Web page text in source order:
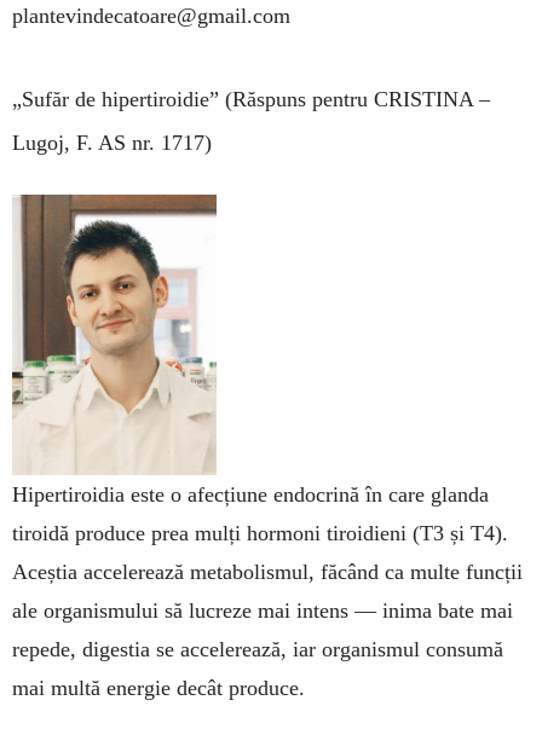
plantevindecatoare@gmail.com
„Sufăr de hipertiroidie” (Răspuns pentru CRISTINA –
Lugoj, F. AS nr. 1717)
Hipertiroidia este o afecțiune endocrină în care glanda
tiroidă produce prea mulți hormoni tiroidieni (T3 și T4).
Aceștia accelerează metabolismul, făcând ca multe funcții
ale organismului să lucreze mai intens — inima bate mai
repede, digestia se accelerează, iar organismul consumă
mai multă energie decât produce.